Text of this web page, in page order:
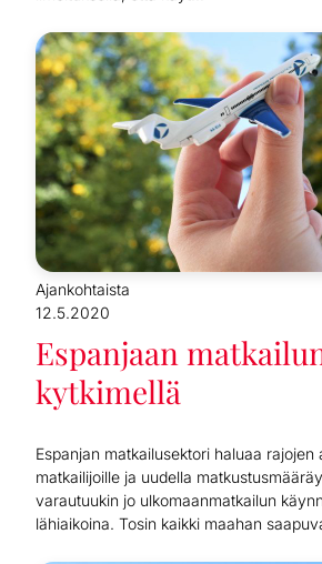
Ajankohtaista
12.5.2020
Espanjaan
kytkimellä
Espanjan matkailusektori haluaa rajojen
matkailijoille ja uudella
varautuukin jo ulkomaanmatkailun
lähiaikoina. Tosin kaikki maahan